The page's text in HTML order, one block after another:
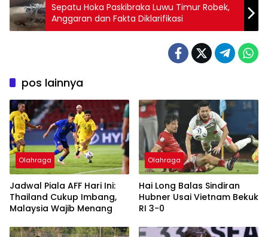
Sepatu Hoka Paskibraka Luwu Timur Robek,
Anggaran dan Fakta Diklarifikasi
pos lainnya
Olahraga
Jadwal Piala AFF Hari Ini:
Thailand Cukup Imbang,
Malaysia Wajib Menang
Olahraga
Hai Long Balas Sindiran
Hubner Usai Vietnam Bekuk
RI 3-0